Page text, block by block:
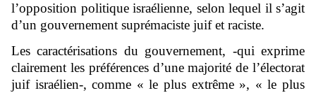
l’opposition politique israélienne, selon lequel il s’agit
d’un gouvernement suprémaciste juif et raciste.
Les caractérisations du gouvernement, -qui exprime
clairement les préférences d’une majorité de l’électorat
juif israélien-, comme « le plus extrême », « le plus